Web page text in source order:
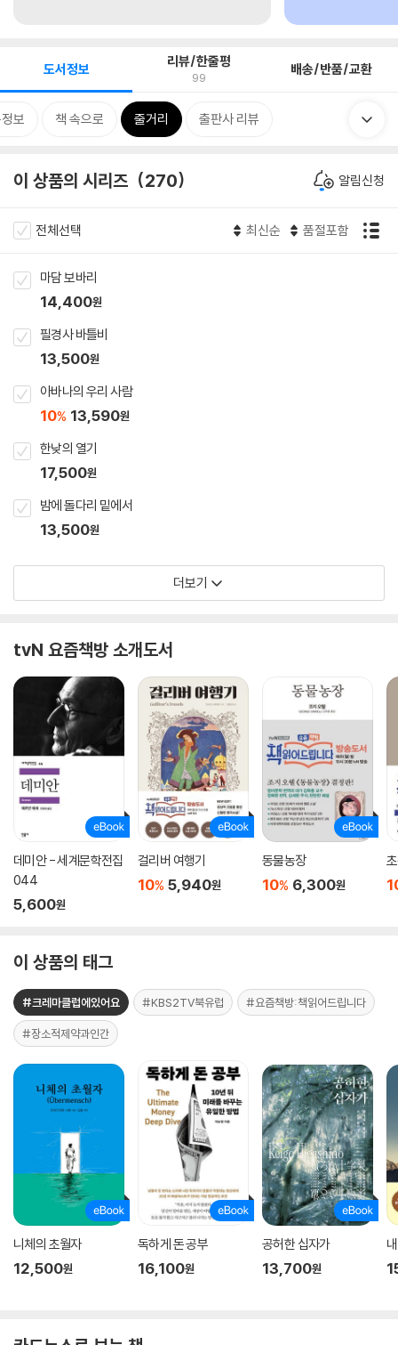
도서정보 리뷰/한줄평
99 배송/반품/교환
보 책 속으로 줄거리 출판사 리뷰
이 상품의 시리즈 270 알림신청
전체선택 최신순 품절포함
마담 보바리
14,400원
필경사 바틀비
13,500원
아바나의 우리 사람
10% 13,590원
한낮의 열기
17,500원
밤에 돌다리 밑에서
13,500원
더보기
tvN 요즘책방 소개도서
데미안 - 세계문학전집
044
5,600원
걸리버 여행기
10% 5,940원
동물농장
10% 6,300원
이 상품의 태그
#크레마클럽에있어요 #KBS2TV북유럽 #요즘책방:책읽어드립니다
#장소적제약과인간
니체의 초월자
12,500원
독하게 돈 공부
16,100원
공허한 십자가
13,700원